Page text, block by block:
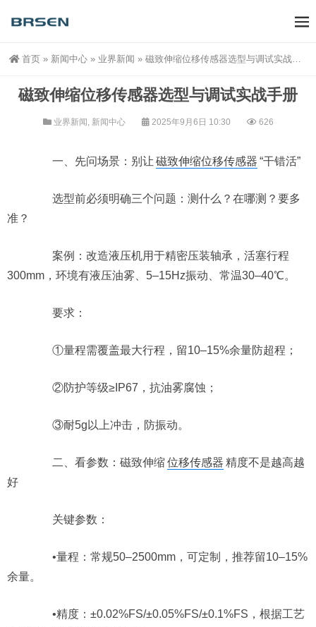
首页 » 新闻中心 » 业界新闻 » 磁致伸缩位移传感器选型与调试实战手册
磁致伸缩位移传感器选型与调试实战手册
业界新闻 , 新闻中心 2025年9月6日 10:30 626
一、先问场景：别让 磁致伸缩位移传感器 “干错活”
选型前必须明确三个问题：测什么？在哪测？要多
准？
案例：改造液压机用于精密压装轴承，活塞行程
300mm，环境有液压油雾、5–15Hz振动、常温30–40℃。
要求：
①量程需覆盖最大行程，留10–15%余量防超程；
②防护等级≥IP67，抗油雾腐蚀；
③耐5g以上冲击，防振动。
二、看参数：磁致伸缩位移传感器 精度不是越高越
好
关键参数：
•量程：常规50–2500mm，可定制，推荐留10–15%
余量。
•精度：±0.02%FS/±0.05%FS/±0.1%FS，根据工艺